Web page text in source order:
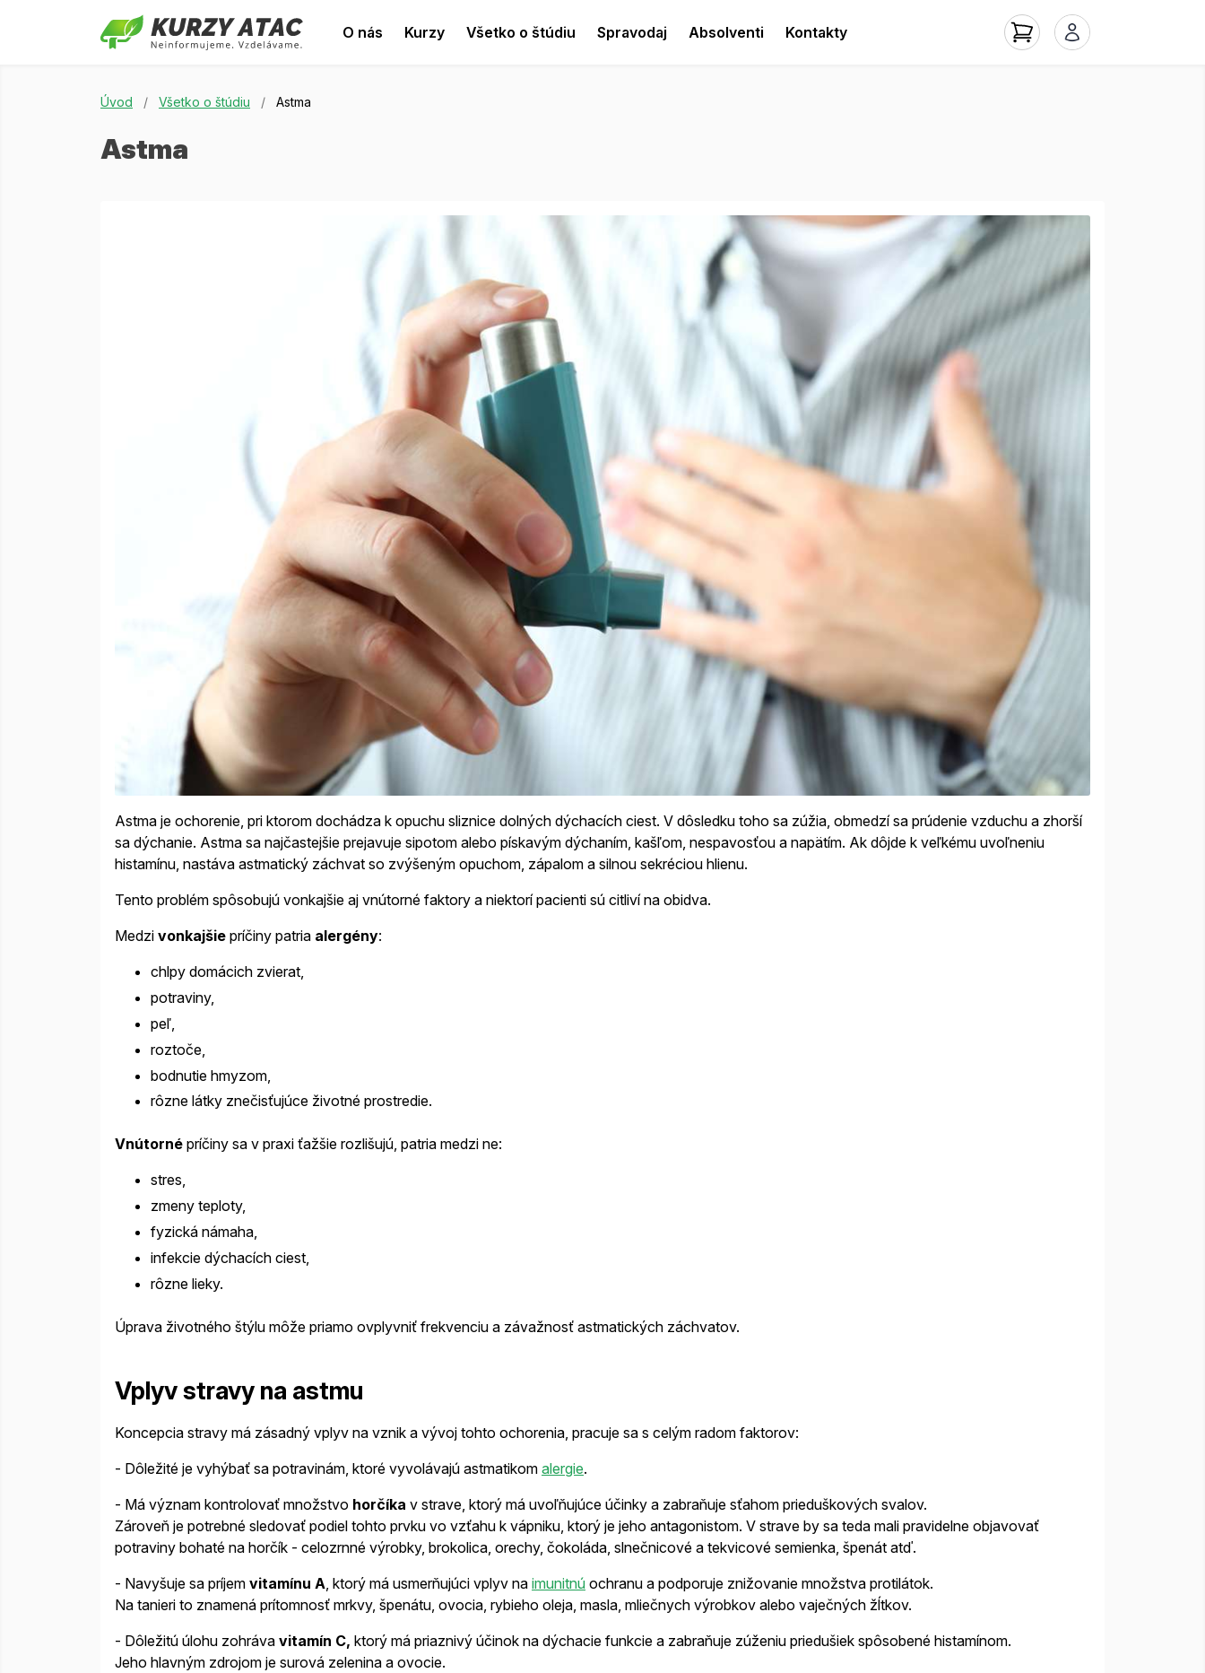
O nás Kurzy Všetko o štúdiu Spravodaj Absolventi Kontakty
Úvod / Všetko o štúdiu / Astma
Astma
Astma je ochorenie, pri ktorom dochádza k opuchu sliznice dolných dýchacích ciest. V dôsledku toho sa zúžia, obmedzí sa prúdenie vzduchu a zhorší
sa dýchanie. Astma sa najčastejšie prejavuje sipotom alebo pískavým dýchaním, kašľom, nespavosťou a napätím. Ak dôjde k veľkému uvoľneniu
histamínu, nastáva astmatický záchvat so zvýšeným opuchom, zápalom a silnou sekréciou hlienu.
Tento problém spôsobujú vonkajšie aj vnútorné faktory a niektorí pacienti sú citliví na obidva.
Medzi vonkajšie príčiny patria alergény:
chlpy domácich zvierat,
potraviny,
peľ,
roztoče,
bodnutie hmyzom,
rôzne látky znečisťujúce životné prostredie.
Vnútorné príčiny sa v praxi ťažšie rozlišujú, patria medzi ne:
stres,
zmeny teploty,
fyzická námaha,
infekcie dýchacích ciest,
rôzne lieky.
Úprava životného štýlu môže priamo ovplyvniť frekvenciu a závažnosť astmatických záchvatov.
Vplyv stravy na astmu
Koncepcia stravy má zásadný vplyv na vznik a vývoj tohto ochorenia, pracuje sa s celým radom faktorov:
- Dôležité je vyhýbať sa potravinám, ktoré vyvolávajú astmatikom alergie.
- Má význam kontrolovať množstvo horčíka v strave, ktorý má uvoľňujúce účinky a zabraňuje sťahom prieduškových svalov.
Zároveň je potrebné sledovať podiel tohto prvku vo vzťahu k vápniku, ktorý je jeho antagonistom. V strave by sa teda mali pravidelne objavovať
potraviny bohaté na horčík - celozrnné výrobky, brokolica, orechy, čokoláda, slnečnicové a tekvicové semienka, špenát atď.
- Navyšuje sa príjem vitamínu A , ktorý má usmerňujúci vplyv na imunitnú ochranu a podporuje znižovanie množstva protilátok.
Na tanieri to znamená prítomnosť mrkvy, špenátu, ovocia, rybieho oleja, masla, mliečnych výrobkov alebo vaječných žĺtkov.
- Dôležitú úlohu zohráva vitamín C, ktorý má priaznivý účinok na dýchacie funkcie a zabraňuje zúženiu priedušiek spôsobené histamínom.
Jeho hlavným zdrojom je surová zelenina a ovocie.